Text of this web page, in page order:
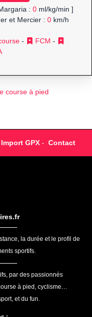
: 0 ml/kg/min ]
et Mercier : 0km/h
- FCM -
Import GPX- Contact
la durée et le profil de
sportifs.
par des passionnés
à pied, cyclisme…
et du fun.